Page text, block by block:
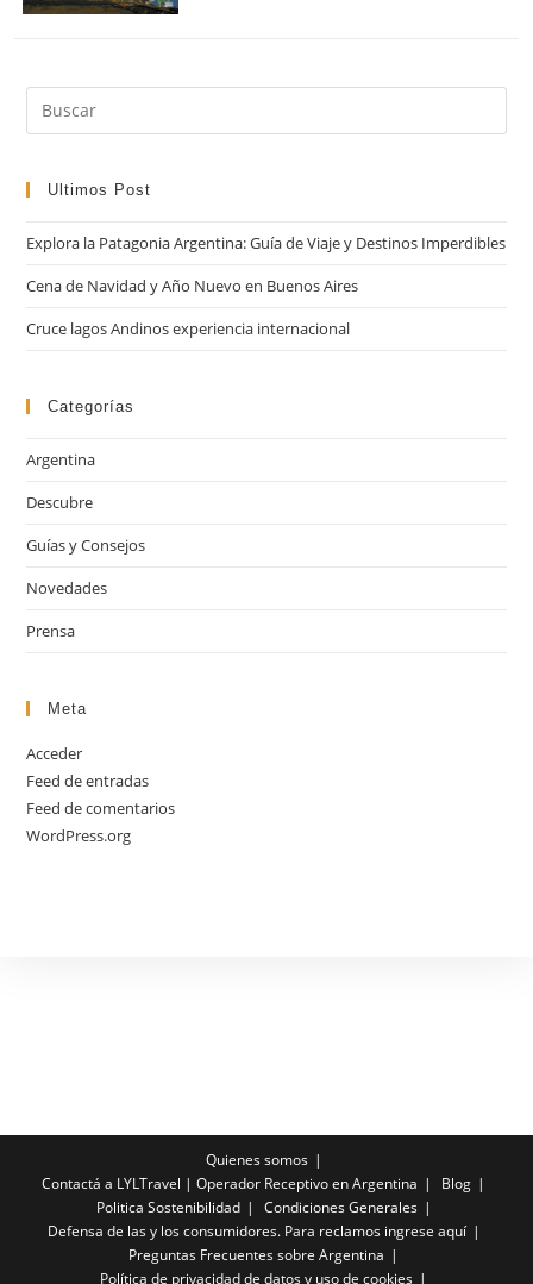
Ultimos Post
Explora la Patagonia Argentina: Guía de Viaje y Destinos Imperdibles
Cena de Navidad y Año Nuevo en Buenos Aires
Cruce lagos Andinos experiencia internacional
Categorías
Argentina
Descubre
Guías y Consejos
Novedades
Prensa
Meta
Acceder
Feed de entradas
Feed de comentarios
WordPress.org
Quienes somos
Contactá a LYLTravel | Operador Receptivo en Argentina
Blog
Politica Sostenibilidad
Condiciones Generales
Defensa de las y los consumidores. Para reclamos ingrese aquí
Preguntas Frecuentes sobre Argentina
Política de privacidad de datos y uso de cookies